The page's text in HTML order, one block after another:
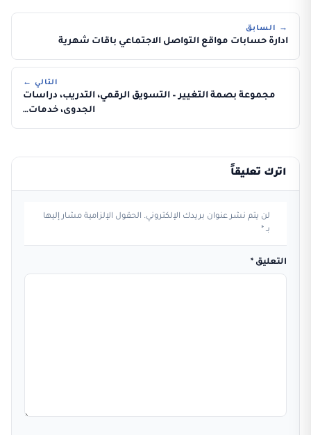
→ السابق
ادارة حسابات مواقع التواصل الاجتماعي باقات شهرية
التالي ←
مجموعة بصمة التغيير – التسويق الرقمي، التدريب، دراسات
الجدوى، خدمات…
اترك تعليقاً
لن يتم نشر عنوان بريدك الإلكتروني. الحقول الإلزامية مشار إليها
التعليق*